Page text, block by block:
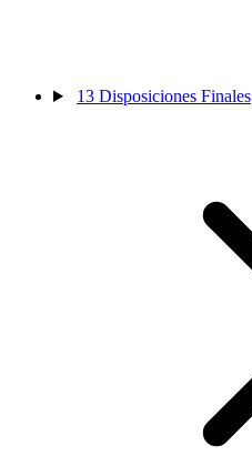
13 Disposiciones Finales